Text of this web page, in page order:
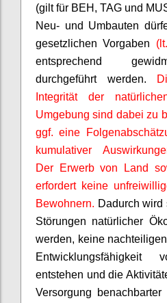
(gilt für BEH, TAG und
Neu- und Umbauten
gesetzlichen Vorgaben
entsprechend
durchgeführt werden.
Integrität der
Umgebung sind dabei zu
ggf. eine
kumulativer
Der Erwerb von Land
erfordert keine
Bewohnern. Dadurch wird
Störungen natürlicher
werden, keine
Entwicklungsfähigkeit
entstehen und die
Versorgung